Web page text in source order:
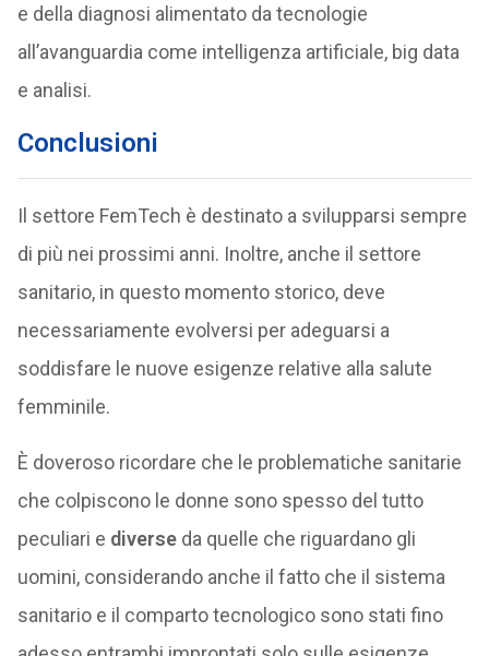
e della diagnosi alimentato da tecnologie
all’avanguardia come intelligenza artificiale, big data
e analisi.
Conclusioni
Il settore FemTech è destinato a svilupparsi sempre
di più nei prossimi anni. Inoltre, anche il settore
sanitario, in questo momento storico, deve
necessariamente evolversi per adeguarsi a
soddisfare le nuove esigenze relative alla salute
femminile.
È doveroso ricordare che le problematiche sanitarie
che colpiscono le donne sono spesso del tutto
peculiari e diverseda quelle che riguardano gli
uomini, considerando anche il fatto che il sistema
sanitario e il comparto tecnologico sono stati fino